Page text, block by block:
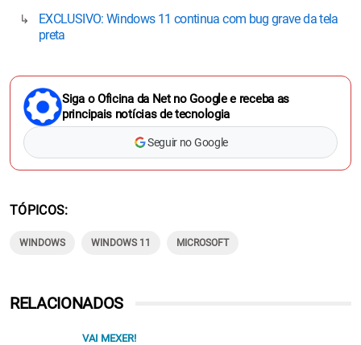
EXCLUSIVO: Windows 11 continua com bug grave da tela
preta
Siga o Oficina da Net no Google e receba as
principais notícias de tecnologia
Seguir no Google
TÓPICOS
WINDOWS WINDOWS 11 MICROSOFT
RELACIONADOS
VAI MEXER!